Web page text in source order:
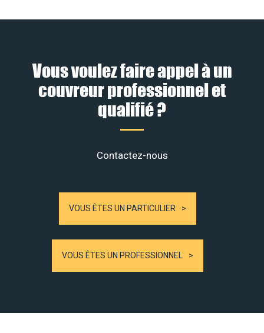
Vous voulez faire appel à un
couvreur professionnel et
qualifié ?
Contactez-nous
VOUS ÊTES UN PARTICULIER
VOUS ÊTES UN PROFESSIONNEL